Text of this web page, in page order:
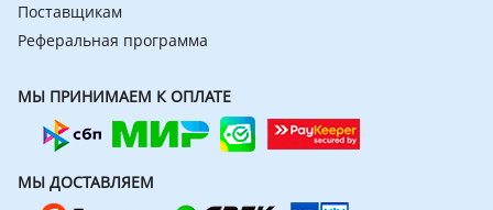
Поставщикам
Реферальная программа
МЫ ПРИНИМАЕМ К ОПЛАТЕ
МЫ ДОСТАВЛЯЕМ